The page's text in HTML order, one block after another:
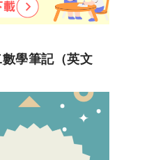
學筆記（英文